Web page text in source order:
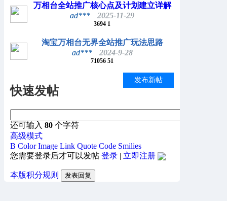
万相台全站推广核心点及计划建立详解
ad***
2025-11-29
3694 1
淘宝万相台无界全站推广玩法思路
ad***
2024-9-28
71056 51
快速发帖
发布新帖
还可输入 80 个字符
高级模式
B Color Image Link Quote Code Smilies
您需要登录后才可以发帖 登录 | 立即注册
本版积分规则 发表回复